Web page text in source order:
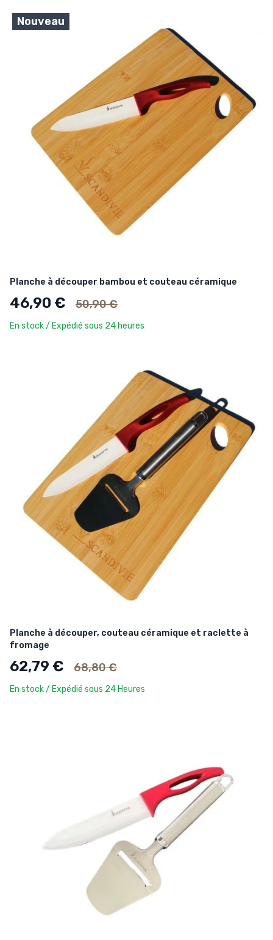
Nouveau
Planche à découper bambou et couteau céramique
46,90 € Ancien prix
50,90 €
En stock / Expédié sous 24 heures
Planche à découper, couteau céramique et raclette à
fromage
62,79 € Ancien prix
68,80 €
En stock / Expédié sous 24 Heures